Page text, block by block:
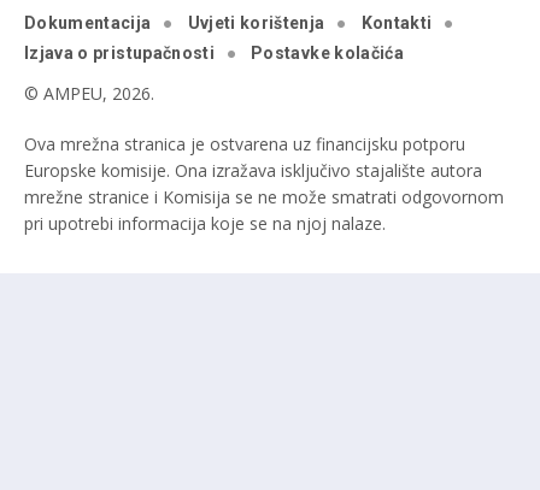
Dokumentacija Uvjeti korištenja
Kontakti
Izjava o pristupačnosti
Postavke kolačića
© AMPEU, 2026.
Ova mrežna stranica je ostvarena uz financijsku potporu
Europske komisije. Ona izražava isključivo stajalište autora
mrežne stranice i Komisija se ne može smatrati odgovornom
pri upotrebi informacija koje se na njoj nalaze.